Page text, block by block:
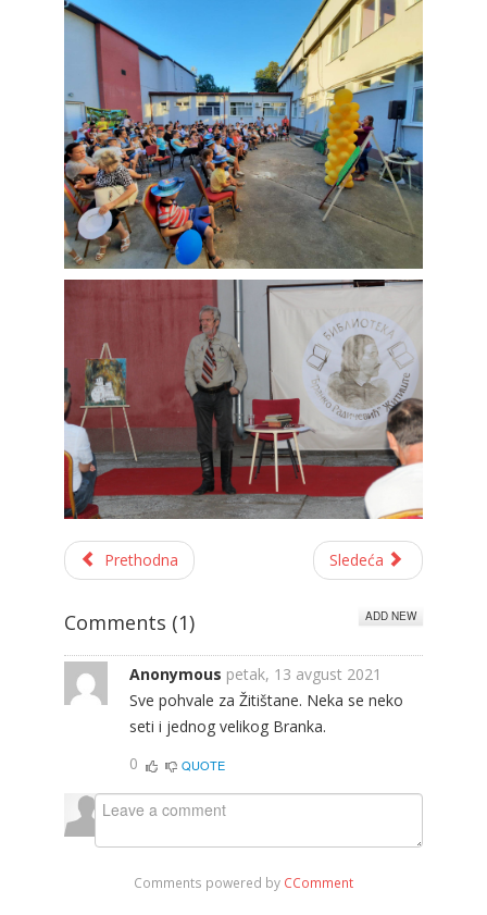
Prethodna Sledeća
Comments (1) ADD NEW
Anonymous petak, 13 avgust 2021
Sve pohvale za Žitištane. Neka se neko
seti i jednog velikog Branka.
0
QUOTE
Comments powered by CComment